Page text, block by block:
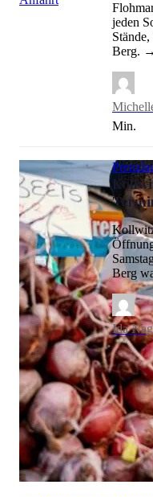
Flohmarkt Mauerpark
jeden
Berg.
Min.
Berg
Ida